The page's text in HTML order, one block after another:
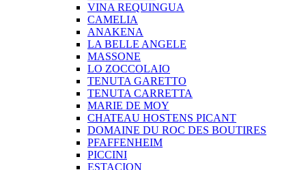
VINA REQUINGUA
CAMELIA
ANAKENA
LA BELLE ANGELE
MASSONE
LO ZOCCOLAIO
TENUTA GARETTO
TENUTA CARRETTA
MARIE DE MOY
CHATEAU HOSTENS PICANT
DOMAINE DU ROC DES BOUTIRES
PFAFFENHEIM
PICCINI
ESTACION